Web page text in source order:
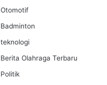
Otomotif
Badminton
teknologi
Berita Olahraga Terbaru
Politik